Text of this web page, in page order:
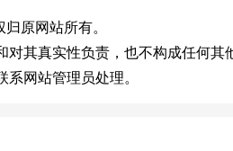
原网站所有。
其真实性负责，也不构成任何其
网站管理员处理。